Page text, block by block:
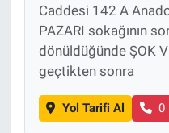
Caddesi 142 A
PAZARI sokağının
dönüldüğünde ŞOK
geçtikten sonra
Yol Tarifi Al 0